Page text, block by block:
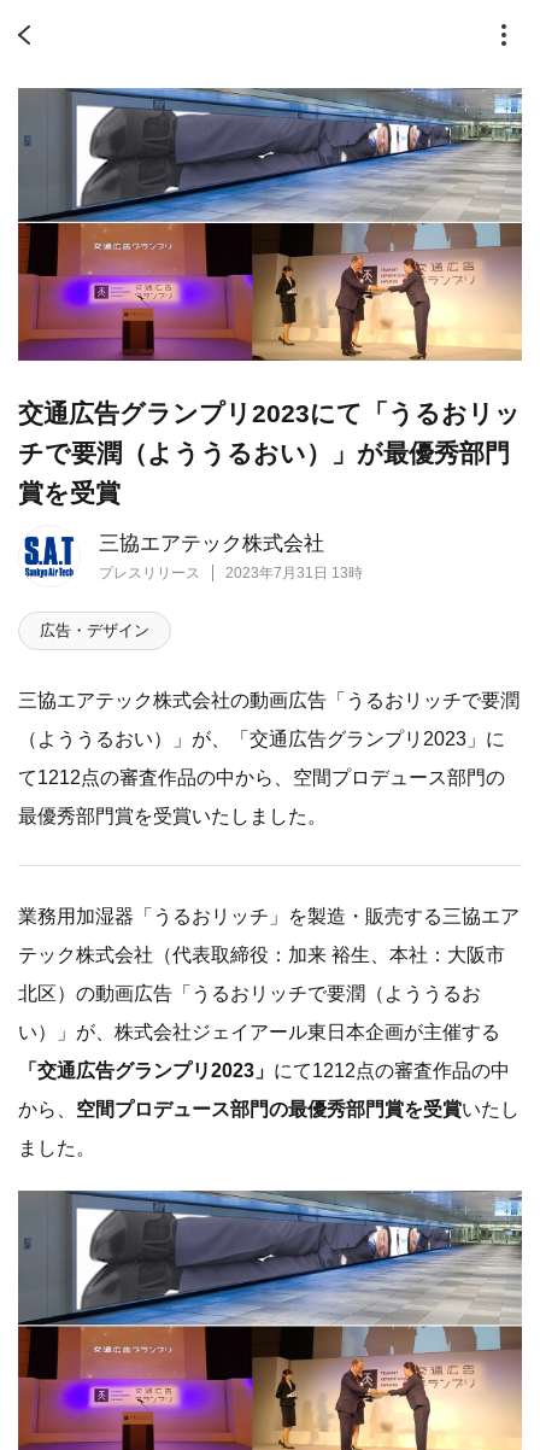
三協エアテック株式会社
プレスリリース 2023年7月31日 13時
交通広告グランプリ2023にて「うるおリッ
チで要潤（よううるおい）」が最優秀部門
賞を受賞
広告・デザイン
三協エアテック株式会社の動画広告「うるおリッチで要潤
（よううるおい）」が、「交通広告グランプリ2023」に
て1212点の審査作品の中から、空間プロデュース部門の
最優秀部門賞を受賞いたしました。
業務用加湿器「うるおリッチ」を製造・販売する三協エア
テック株式会社（代表取締役：加来 裕生、本社：大阪市
北区）の動画広告「うるおリッチで要潤（よううるお
い）」が、株式会社ジェイアール東日本企画が主催する
「交通広告グランプリ2023」 にて1212点の審査作品の中
から、 空間プロデュース部門の最優秀部門賞を受賞いたし
ました。